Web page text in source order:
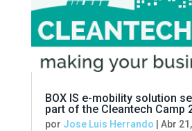
BOX IS e-mobility solution
part of the Cleantech Camp
por Jose Luis Herrando Abr